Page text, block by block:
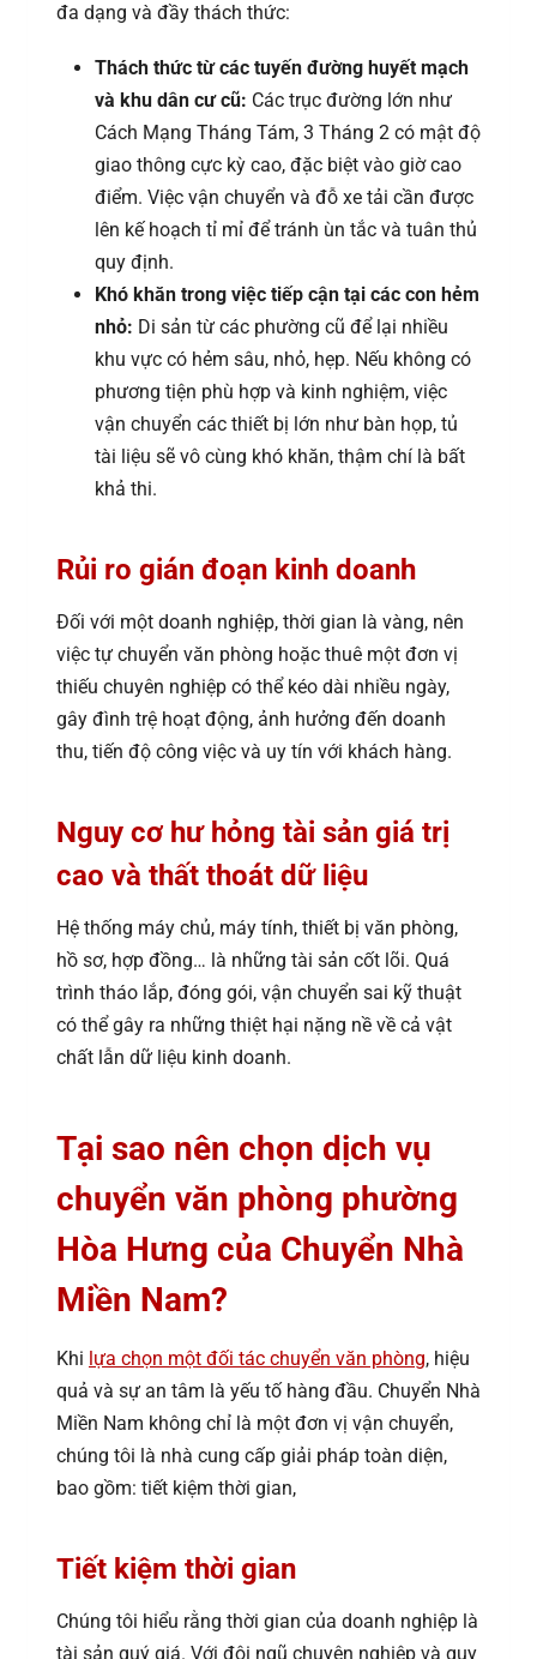
đa dạng và đầy thách thức:
Thách thức từ các tuyến đường huyết mạch
và khu dân cư cũ: Các trục đường lớn như
Cách Mạng Tháng Tám, 3 Tháng 2 có mật độ
giao thông cực kỳ cao, đặc biệt vào giờ cao
điểm. Việc vận chuyển và đỗ xe tải cần được
lên kế hoạch tỉ mỉ để tránh ùn tắc và tuân thủ
quy định.
Khó khăn trong việc tiếp cận tại các con hẻm
nhỏ: Di sản từ các phường cũ để lại nhiều
khu vực có hẻm sâu, nhỏ, hẹp. Nếu không có
phương tiện phù hợp và kinh nghiệm, việc
vận chuyển các thiết bị lớn như bàn họp, tủ
tài liệu sẽ vô cùng khó khăn, thậm chí là bất
khả thi.
Rủi ro gián đoạn kinh doanh
Đối với một doanh nghiệp, thời gian là vàng, nên
việc tự chuyển văn phòng hoặc thuê một đơn vị
thiếu chuyên nghiệp có thể kéo dài nhiều ngày,
gây đình trệ hoạt động, ảnh hưởng đến doanh
thu, tiến độ công việc và uy tín với khách hàng.
Nguy cơ hư hỏng tài sản giá trị
cao và thất thoát dữ liệu
Hệ thống máy chủ, máy tính, thiết bị văn phòng,
hồ sơ, hợp đồng… là những tài sản cốt lõi. Quá
trình tháo lắp, đóng gói, vận chuyển sai kỹ thuật
có thể gây ra những thiệt hại nặng nề về cả vật
chất lẫn dữ liệu kinh doanh.
Tại sao nên chọn dịch vụ
chuyển văn phòng phường
Hòa Hưng của Chuyển Nhà
Miền Nam?
Khi lựa chọn một đối tác chuyển văn phòng, hiệu
quả và sự an tâm là yếu tố hàng đầu. Chuyển Nhà
Miền Nam không chỉ là một đơn vị vận chuyển,
chúng tôi là nhà cung cấp giải pháp toàn diện,
bao gồm: tiết kiệm thời gian,
Tiết kiệm thời gian
Chúng tôi hiểu rằng thời gian của doanh nghiệp là
tài sản quý giá. Với đội ngũ chuyên nghiệp và quy